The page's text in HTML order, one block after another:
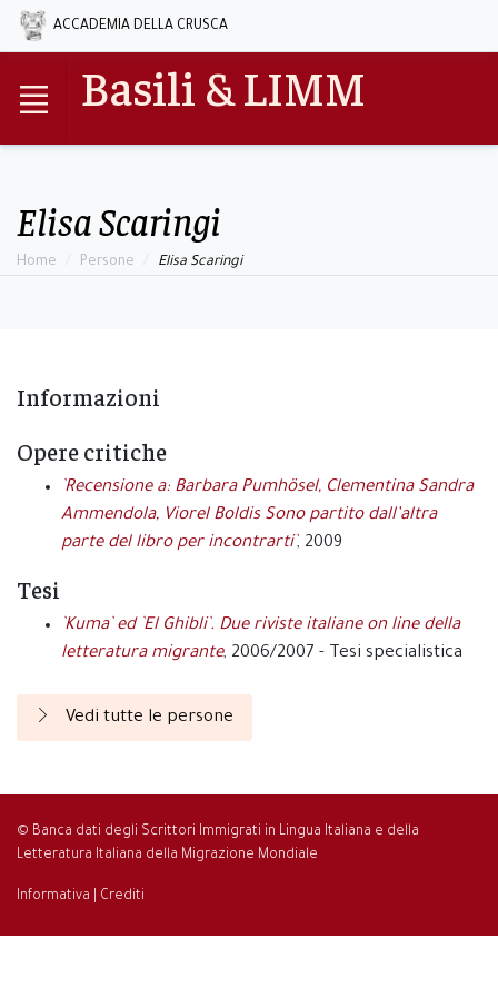
ACCADEMIA DELLA CRUSCA
Basili & LIMM
Elisa Scaringi
Home Persone Elisa Scaringi
Informazioni
Opere critiche
`Recensione a: Barbara Pumhösel, Clementina Sandra
Ammendola, Viorel Boldis Sono partito dall’altra
parte del libro per incontrarti`, 2009
Tesi
`Kuma` ed `El Ghibli`. Due riviste italiane on line della
letteratura migrante, 2006/2007 - Tesi specialistica
Vedi tutte le persone
© Banca dati degli Scrittori Immigrati in Lingua Italiana e della
Letteratura Italiana della Migrazione Mondiale
Informativa Crediti